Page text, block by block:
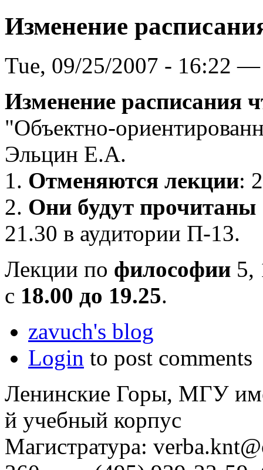
Изменение
Tue, 09/25/2007 - 16:22 —
Изменение расписания
"Объектно-
Эльцин Е.А.
1. Отменяются лекции:
2. Они будут прочитаны
21.30 в аудитории П-13.
Лекции по философии 5,
с 18.00 до 19.25.
zavuch's blog
Login to post comments
Ленинские Горы, МГУ
й учебный корпус
Магистратура: